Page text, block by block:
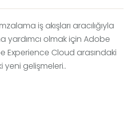
iş akışları aracılığıyla
yardımcı olmak için Adobe
Experience Cloud arasındaki
gelişmeleri..